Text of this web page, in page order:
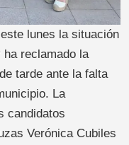
lunes la situación
reclamado la
tarde ante la falta
La
candidatos
Verónica Cubiles